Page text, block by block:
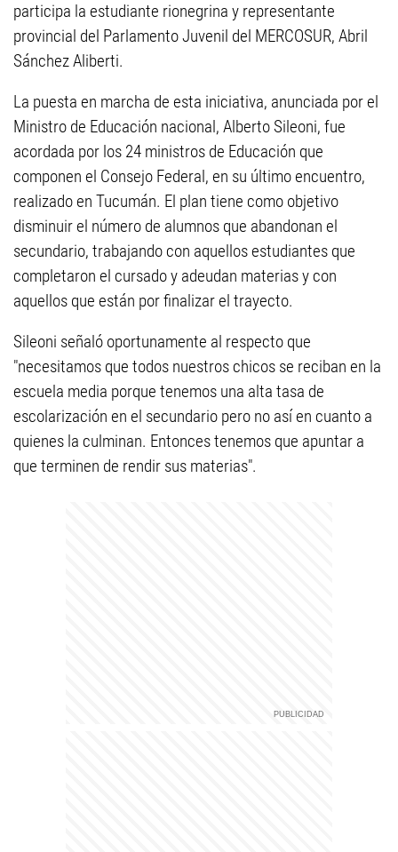
participa la estudiante rionegrina y representante
provincial del Parlamento Juvenil del MERCOSUR, Abril
Sánchez Aliberti.
La puesta en marcha de esta iniciativa, anunciada por el
Ministro de Educación nacional, Alberto Sileoni, fue
acordada por los 24 ministros de Educación que
componen el Consejo Federal, en su último encuentro,
realizado en Tucumán. El plan tiene como objetivo
disminuir el número de alumnos que abandonan el
secundario, trabajando con aquellos estudiantes que
completaron el cursado y adeudan materias y con
aquellos que están por finalizar el trayecto.
Sileoni señaló oportunamente al respecto que
"necesitamos que todos nuestros chicos se reciban en la
escuela media porque tenemos una alta tasa de
escolarización en el secundario pero no así en cuanto a
quienes la culminan. Entonces tenemos que apuntar a
que terminen de rendir sus materias".